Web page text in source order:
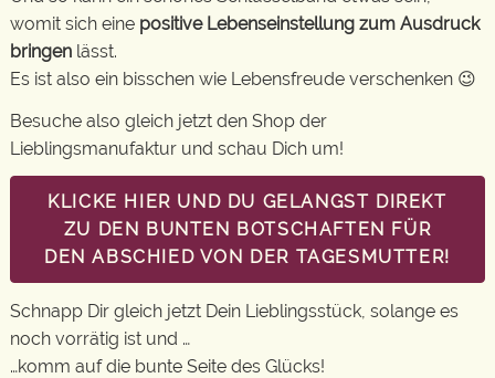
womit sich eine positive Lebenseinstellung zum Ausdruck
bringen lässt.
Es ist also ein bisschen wie Lebensfreude verschenken 😉
Besuche also gleich jetzt den Shop der
Lieblingsmanufaktur und schau Dich um!
KLICKE HIER UND DU GELANGST DIREKT
ZU DEN BUNTEN BOTSCHAFTEN FÜR
DEN ABSCHIED VON DER TAGESMUTTER!
Schnapp Dir gleich jetzt Dein Lieblingsstück, solange es
noch vorrätig ist und …
…komm auf die bunte Seite des Glücks!